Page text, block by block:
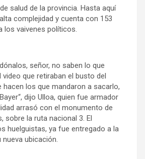
salud de la provincia. Hasta aquí
complejidad y cuenta con 153
los vaivenes políticos.
señor, no saben lo que
que retiraban el busto del
los que mandaron a sacarlo,
dijo Ulloa, quien fue armador
arrasó con el monumento de
sobre la ruta nacional 3. El
huelguistas, ya fue entregado a la
ubicación.